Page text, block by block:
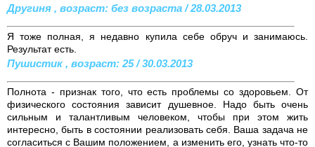
Другиня , возраст: без возраста / 28.03.2013
Я тоже полная, я недавно купила себе обруч и занимаюсь.
Результат есть.
Пушистик , возраст: 25 / 30.03.2013
Полнота - признак того, что есть проблемы со здоровьем. От
физического состояния зависит душевное. Надо быть очень
сильным и талантливым человеком, чтобы при этом жить
интересно, быть в состоянии реализовать себя. Ваша задача не
согласиться с Вашим положением, а изменить его, узнать что-то